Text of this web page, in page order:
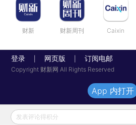
财新 财新周刊 Caixin
登录 网页版 订阅电邮
Copyright 财新网 All Rights Reserved
发表评论得积分
App 内打开